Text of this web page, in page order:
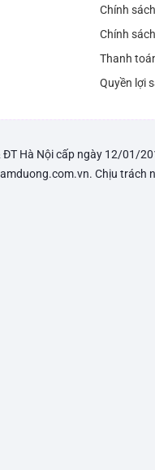
Chính
Chính
Thanh
Quyền lợi
Hà Nội cấp ngày 12/01/
Chịu trách